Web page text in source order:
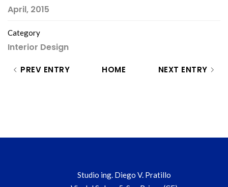
April, 2015
Category
Interior Design
PREV ENTRY HOME NEXT ENTRY
Studio ing. Diego V. Pratillo